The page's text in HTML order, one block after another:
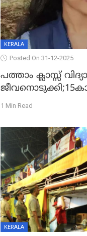
KERALA
Posted On 31-12-2025
പത്താം ക്ലാസ്സ്
കിടപ്പുമുറിയില്‍
1 Min Read
KERALA